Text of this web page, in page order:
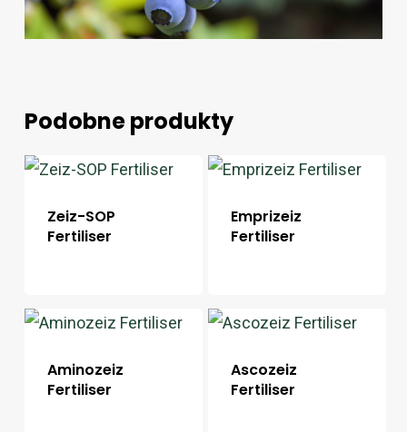
Podobne produkty
Zeiz-SOP
Fertiliser
Emprizeiz
Fertiliser
Aminozeiz
Fertiliser
Ascozeiz
Fertiliser